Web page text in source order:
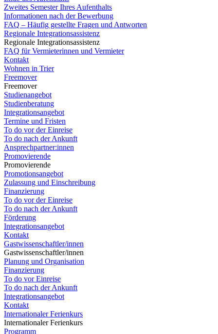
Zweites Semester Ihres Aufenthalts
Informationen nach der Bewerbung
FAQ – Häufig gestellte Fragen und Antworten
Regionale Integrationsassistenz
Regionale Integrationsassistenz
FAQ für Vermieterinnen und Vermieter
Kontakt
Wohnen in Trier
Freemover
Freemover
Studienangebot
Studienberatung
Integrationsangebot
Termine und Fristen
To do vor der Einreise
To do nach der Ankunft
Ansprechpartner:innen
Promovierende
Promovierende
Promotionsangebot
Zulassung und Einschreibung
Finanzierung
To do vor der Einreise
To do nach der Ankunft
Förderung
Integrationsangebot
Kontakt
Gastwissenschaftler/innen
Gastwissenschaftler/innen
Planung und Organisation
Finanzierung
To do vor Einreise
To do nach der Ankunft
Integrationsangebot
Kontakt
Internationaler Ferienkurs
Internationaler Ferienkurs
Programm